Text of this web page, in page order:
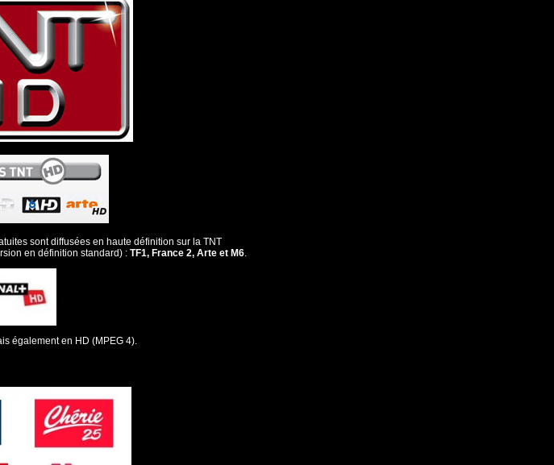
sont diffusées en haute définition sur la TNT
en définition standard) : TF1, France 2, Arte et M6.
également en HD (MPEG 4).